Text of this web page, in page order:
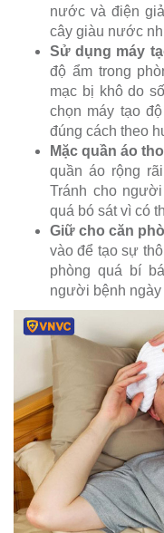
nước và điện
cây giàu nước
Sử dụng máy
độ ẩm trong
mạc bị khô do
chọn máy tạo
đúng cách theo
Mặc quần áo
quần áo rộng
Tránh cho
quá bó sát vì có
Giữ cho căn
vào để tạo sự
phòng quá bí
người bệnh